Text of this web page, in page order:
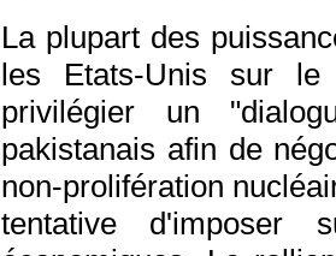
La plupart des
les Etats-Unis sur le
privilégier un
pakistanais afin de
non-prolifération
tentative d'imposer